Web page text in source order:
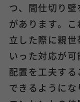
つ、間仕切り
があります。
立した際に親
いった対応が
配置を工夫す
できるように